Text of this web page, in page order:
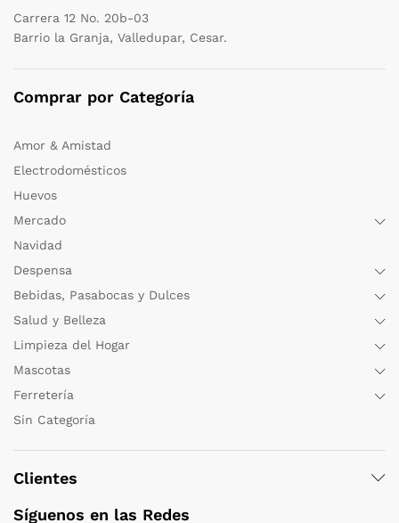
Carrera 12 No. 20b-03
Barrio la Granja, Valledupar, Cesar.
Comprar por Categoría
Amor & Amistad
Electrodomésticos
Huevos
Mercado
Navidad
Despensa
Bebidas, Pasabocas y Dulces
Salud y Belleza
Limpieza del Hogar
Mascotas
Ferretería
Sin Categoría
Clientes
Síguenos en las Redes